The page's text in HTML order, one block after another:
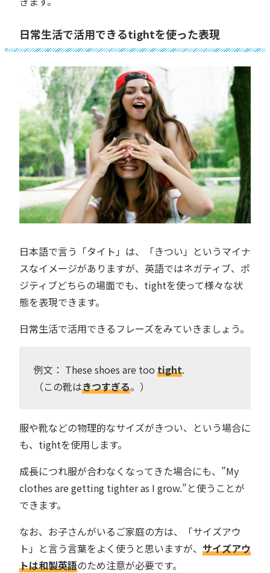
日常生活で活用できるtightを使った表現
日本語で言う「タイト」は、「きつい」というマイナ
スなイメージがありますが、英語ではネガティブ、ポ
ジティブどちらの場面でも、tightを使って様々な状
態を表現できます。
日常生活で活用できるフレーズをみていきましょう。
例文： These shoes are too tight.
（この靴はきつすぎる。）
服や靴などの物理的なサイズがきつい、という場合に
も、tightを使用します。
成長につれ服が合わなくなってきた場合にも、”My
clothes are getting tighter as I grow.”と使うことが
できます。
なお、お子さんがいるご家庭の方は、「サイズアウ
ト」と言う言葉をよく使うと思いますが、 サイズアウ
トは和製英語のため注意が必要です。